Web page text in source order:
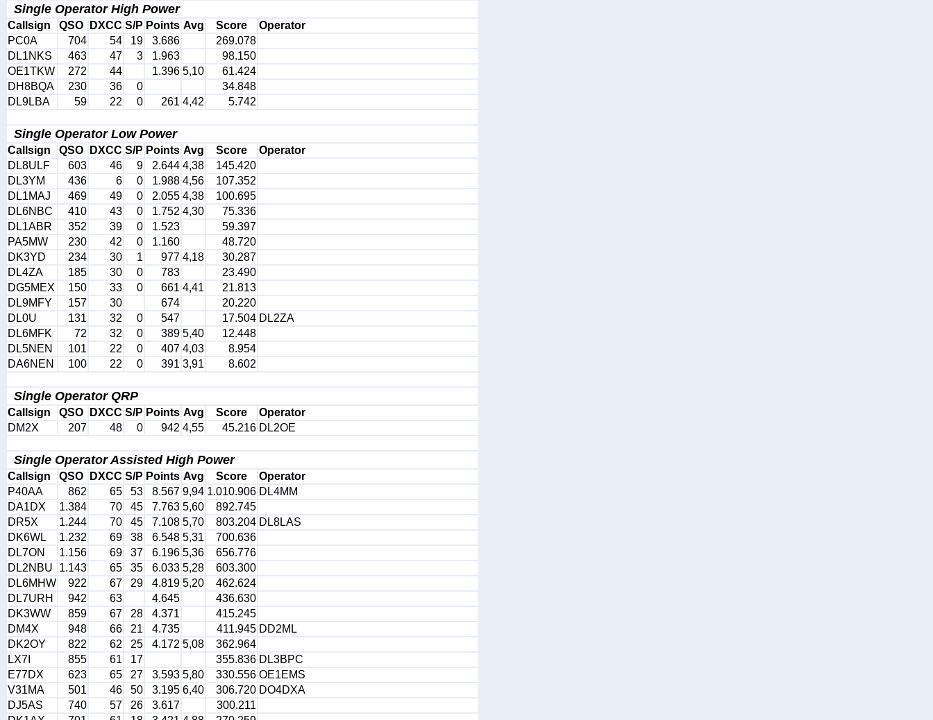
Single Operator High Power
Callsign QSO DXCC S/P Points Avg Score
Operator
PC0A
704 54 19 3.686
269.078
DL1NKS
463 47 3 1.963
98.150
OE1TKW
272 44 1.396 5,10
61.424
DH8BQA
230 36 0
34.848
DL9LBA
59 22 0 261 4,42 5.742
Single Operator Low Power
Callsign QSO DXCC S/P Points Avg Score
Operator
DL8ULF
603 46 9 2.644 4,38
145.420
DL3YM
436 6 0 1.988 4,56
107.352
DL1MAJ
469 49 0 2.055 4,38
100.695
DL6NBC
410 43 0 1.752 4,30
75.336
DL1ABR
352 39 0 1.523
59.397
PA5MW
230 42 0 1.160
48.720
DK3YD
234 30 1 977 4,18
30.287
DL4ZA
185 30 0 783
23.490
DG5MEX
150 33 0 661 4,41
21.813
DL9MFY
157 30 674
20.220
DL0U
131 32 0 547 17.504 DL2ZA
DL6MFK
72 32 0 389 5,40
12.448
DL5NEN
101 22 0 407 4,03
8.954
DA6NEN
100 22 0 391 3,91 8.602
Single Operator QRP
Callsign QSO DXCC S/P Points Avg Score
Operator
DM2X
207 48 0 942 4,55 45.216 DL2OE
Single Operator Assisted High Power
Callsign QSO DXCC S/P Points Avg Score
Operator
P40AA
862 65 53 8.567 9,94 1.010.906 DL4MM
DA1DX
1.384 70 45 7.763 5,60
892.745
DR5X
1.244 70 45 7.108 5,70 803.204 DL8LAS
DK6WL
1.232 69 38 6.548 5,31
700.636
DL7ON
1.156 69 37 6.196 5,36
656.776
DL2NBU
1.143 65 35 6.033 5,28
603.300
DL6MHW
922 67 29 4.819 5,20
462.624
DL7URH
942 63 4.645
436.630
DK3WW
859 67 28 4.371
415.245
DM4X
948 66 21 4.735 411.945 DD2ML
DK2OY
822 62 25 4.172 5,08
362.964
LX7I
855 61 17 355.836 DL3BPC
E77DX
623 65 27 3.593 5,80 330.556 OE1EMS
V31MA
501 46 50 3.195 6,40 306.720 DO4DXA
DJ5AS
740 57 26 3.617
300.211